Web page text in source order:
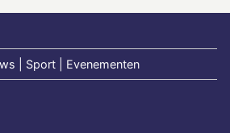
| Sport | Evenementen